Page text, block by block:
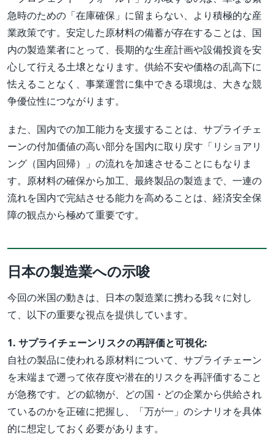
急時のための「在庫確保」に留まらない、より積極的な産
業政策です。安定した原材料の備蓄が存在することは、国
内の製造業者にとって、長期的な生産計画や設備投資を安
心して行える土壌となります。供給不安や価格の乱高下に
怯えることなく、事業運営に集中できる環境は、大きな競
争優位性につながります。
また、国内での加工能力を支援することは、サプライチェ
ーンの付加価値の高い部分を国内に取り戻す「リショアリ
ング（国内回帰）」の流れを加速させることにもなりま
す。原材料の確保から加工、最終製品の製造まで、一連の
流れを国内で完結させる能力を高めることは、経済安全保
障の観点から極めて重要です。
日本の製造業への示唆
今回の米国の動きは、日本の製造業に携わる我々に対し
て、以下の重要な視点を提供しています。
1. サプライチェーンリスクの再評価と可視化:
自社の製品に使われる原材料について、サプライチェーン
を末端まで遡って依存度や潜在的リスクを再評価すること
が急務です。どの鉱物が、どの国・どの企業から供給され
ているのかを正確に把握し、「万が一」のシナリオを具体
的に想定しておく必要があります。